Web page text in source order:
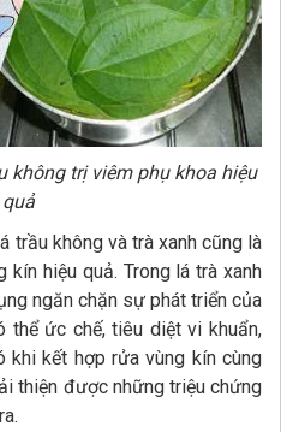
không trị viêm phụ khoa hiệu
quả
trầu không và trà xanh cũng là
hiệu quả. Trong lá trà xanh
ngăn chặn sự phát triển của
thể ức chế, tiêu diệt vi khuẩn,
khi kết hợp rửa vùng kín cùng
thiện được những triệu chứng